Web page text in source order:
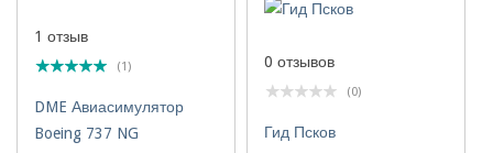
1 отзыв
(1)
DME Авиасимулятор
Boeing 737 NG
0 отзывов
(0)
Гид Псков